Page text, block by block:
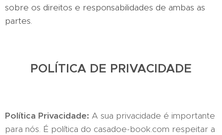
sobre os direitos e responsabilidades de ambas as
partes.
POLÍTICA DE PRIVACIDADE
Política Privacidade: A sua privacidade é importante
para nós. É política do casadoe-book.com respeitar a